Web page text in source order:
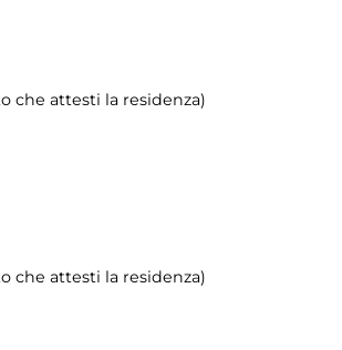
che attesti la residenza)
che attesti la residenza)